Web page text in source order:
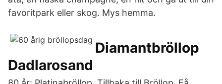
favoritpark eller skog. Mys hemma.
Diamantbröllop
Dadlarosand